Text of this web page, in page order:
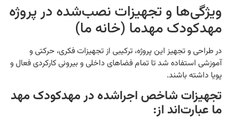
و تجهیزات نصب‌شده در پروژه
مهدما (خانه ما)
و تجهیز این پروژه، ترکیبی از تجهیزات فکری، حرکتی و
استفاده شد تا تمام فضاهای داخلی و بیرونی کارکردی فعال و
باشند.
شاخص اجراشده در مهدکودک مهد
از: